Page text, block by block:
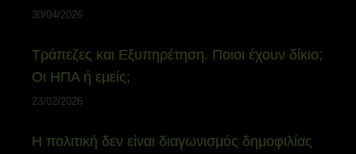
30/04/2026
Τράπεζες και Εξυπηρέτηση. Ποιοι έχουν δίκιο;
Οι ΗΠΑ ή εμείς;
23/02/2026
Η πολιτική δεν είναι διαγωνισμός δημοφιλίας